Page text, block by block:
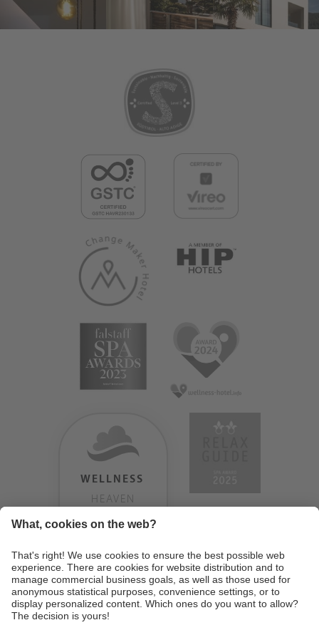
WELLNESS
HEAVEN
TESTERGEBNIS: